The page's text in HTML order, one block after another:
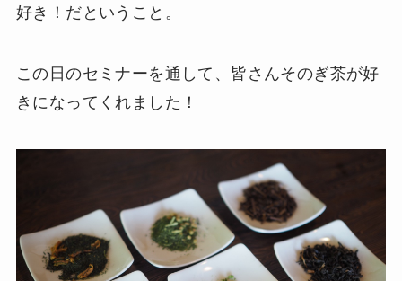
好き！だということ。
この日のセミナーを通して、皆さんそのぎ茶が好
きになってくれました！